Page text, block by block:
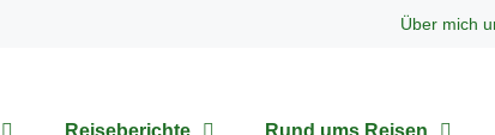
Über mich
Reiseberichte Rund ums Reisen